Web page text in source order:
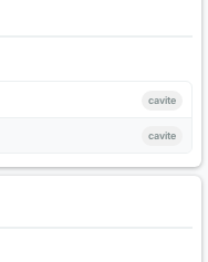
cavite
cavite